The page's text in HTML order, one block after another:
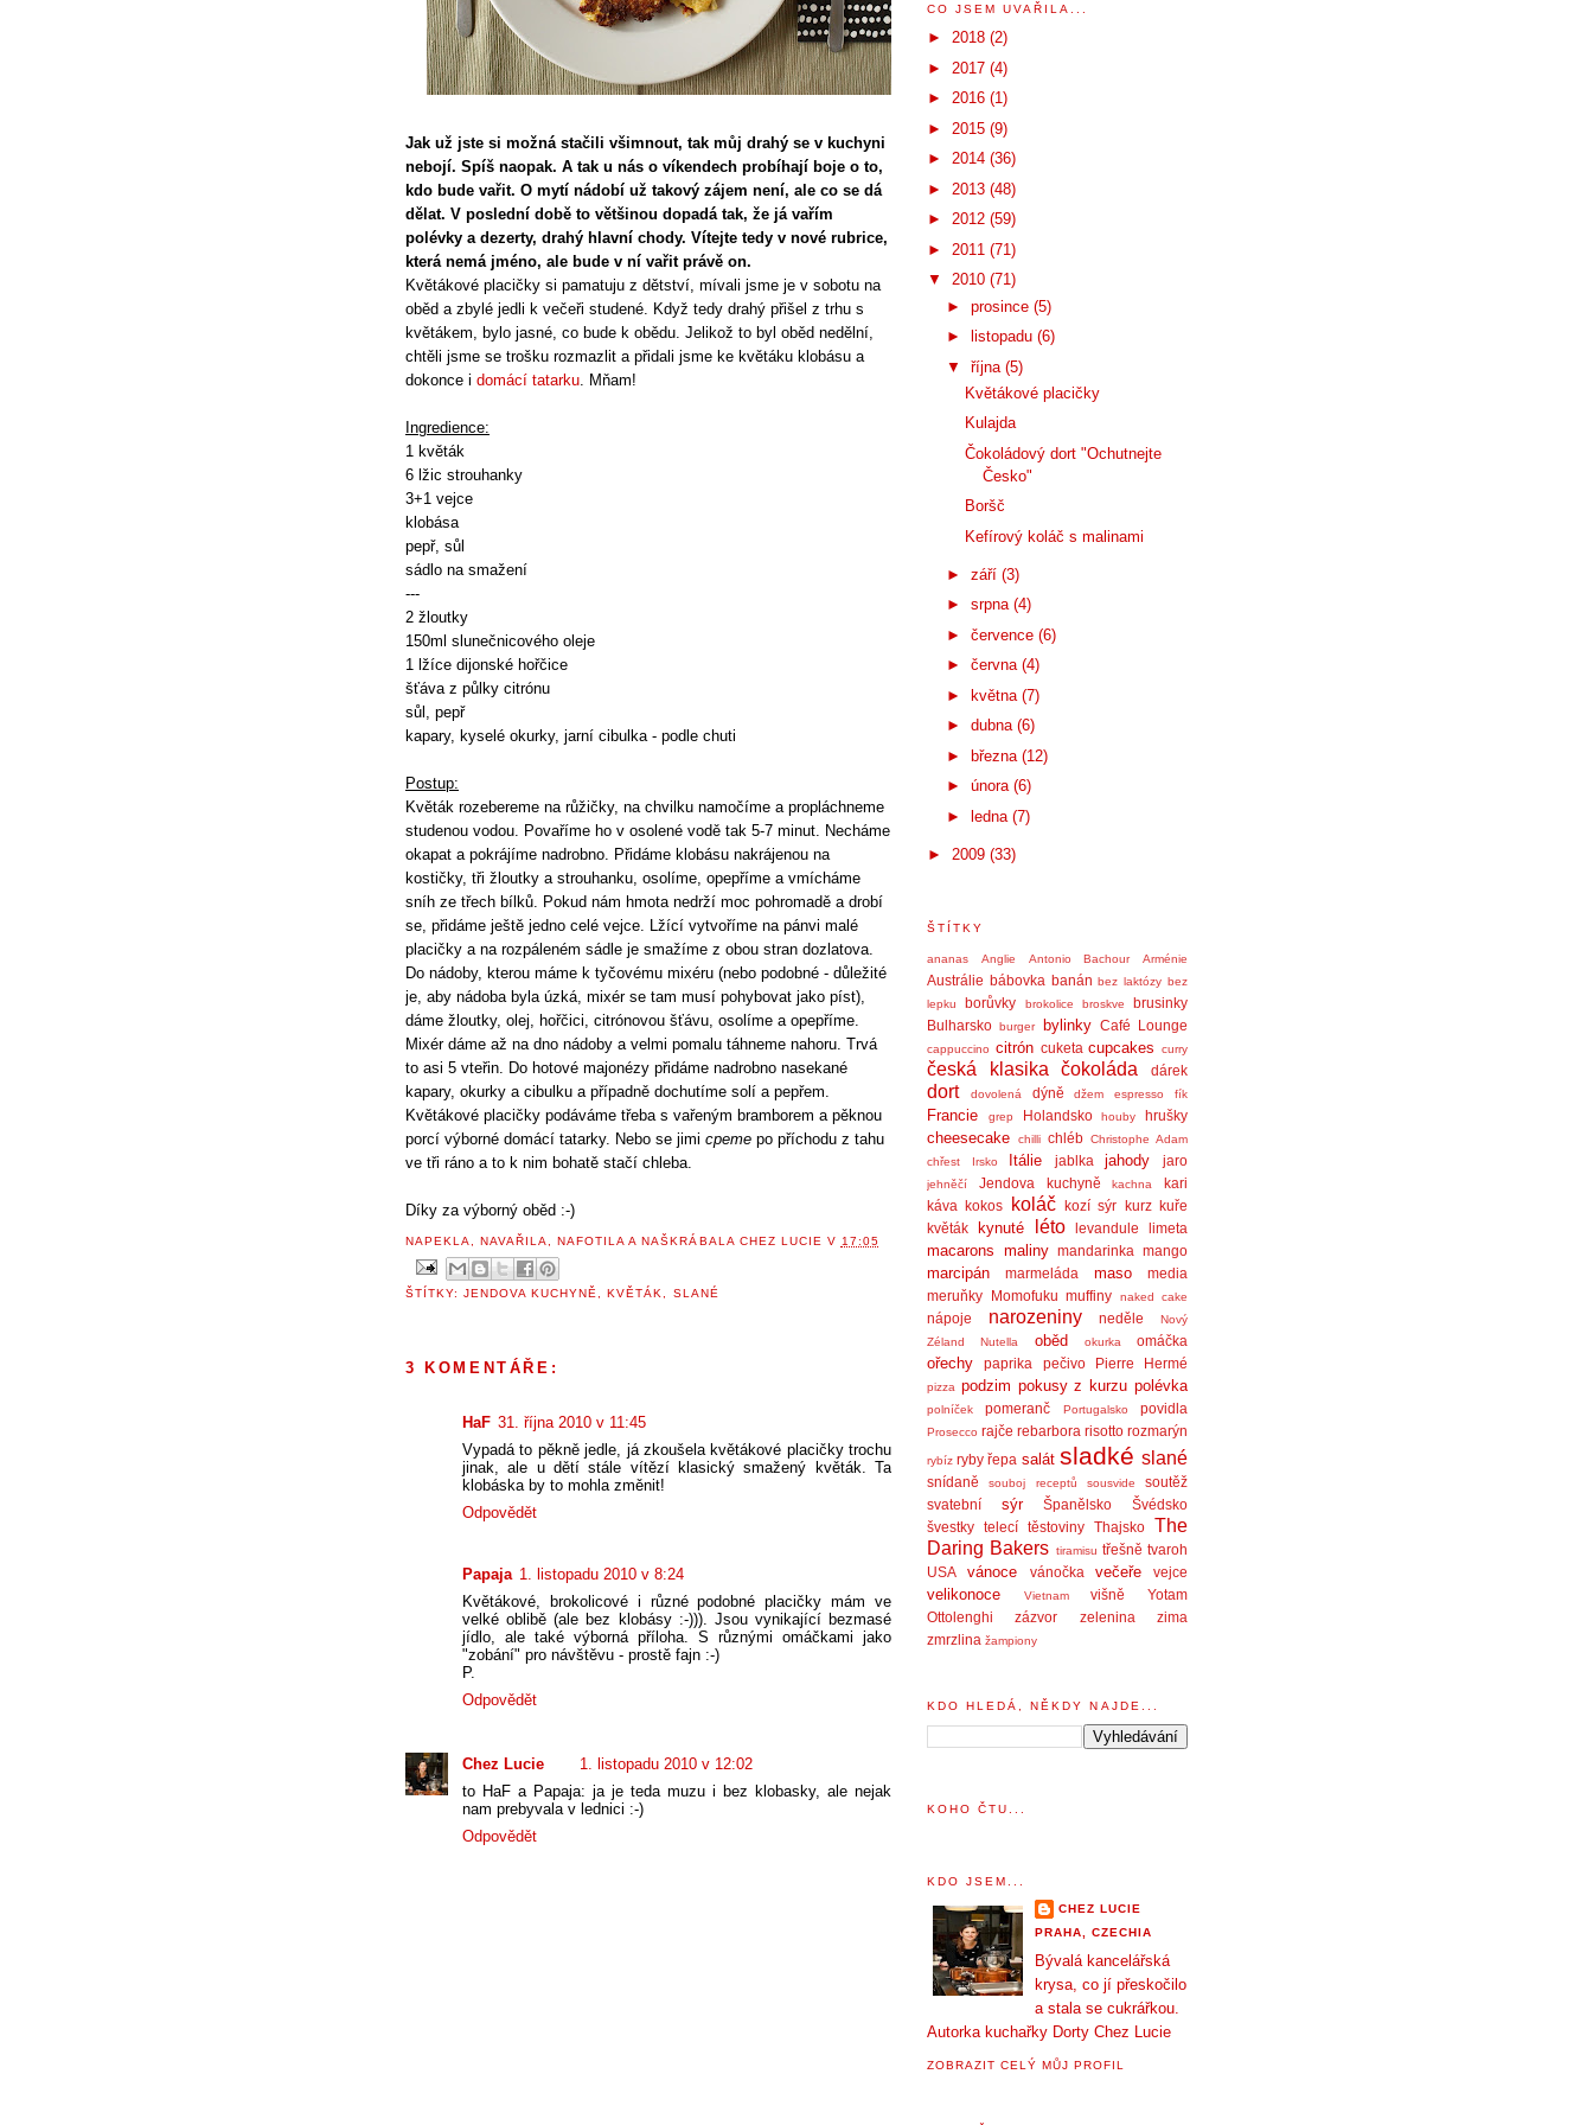
Jak už jste si možná stačili všimnout, tak můj drahý se v kuchyni
nebojí. Spíš naopak. A tak u nás o víkendech probíhají boje o to,
kdo bude vařit. O mytí nádobí už takový zájem není, ale co se dá
dělat. V poslední době to většinou dopadá tak, že já vařím
polévky a dezerty, drahý hlavní chody. Vítejte tedy v nové rubrice,
která nemá jméno, ale bude v ní vařit právě on.
Květákové placičky si pamatuju z dětství, mívali jsme je v sobotu na
oběd a zbylé jedli k večeři studené. Když tedy drahý přišel z trhu s
květákem, bylo jasné, co bude k obědu. Jelikož to byl oběd nedělní,
chtěli jsme se trošku rozmazlit a přidali jsme ke květáku klobásu a
dokonce i domácí tatarku . Mňam!
Ingredience:
1 květák
6 lžic strouhanky
3+1 vejce
klobása
pepř, sůl
sádlo na smažení
---
2 žloutky
150ml slunečnicového oleje
1 lžíce dijonské hořčice
šťáva z půlky citrónu
sůl, pepř
kapary, kyselé okurky, jarní cibulka - podle chuti
Postup:
Květák rozebereme na růžičky, na chvilku namočíme a propláchneme
studenou vodou. Povaříme ho v osolené vodě tak 5-7 minut. Necháme
okapat a pokrájíme nadrobno. Přidáme klobásu nakrájenou na
kostičky, tři žloutky a strouhanku, osolíme, opepříme a vmícháme
sníh ze třech bílků. Pokud nám hmota nedrží moc pohromadě a drobí
se, přidáme ještě jedno celé vejce. Lžící vytvoříme na pánvi malé
placičky a na rozpáleném sádle je smažíme z obou stran dozlatova.
Do nádoby, kterou máme k tyčovému mixéru (nebo podobné - důležité
je, aby nádoba byla úzká, mixér se tam musí pohybovat jako píst),
dáme žloutky, olej, hořčici, citrónovou šťávu, osolíme a opepříme.
Mixér dáme až na dno nádoby a velmi pomalu táhneme nahoru. Trvá
to asi 5 vteřin. Do hotové majonézy přidáme nadrobno nasekané
kapary, okurky a cibulku a případně dochutíme solí a pepřem.
Květákové placičky podáváme třeba s vařeným bramborem a pěknou
porcí výborné domácí tatarky. Nebo se jimi cpeme po příchodu z tahu
ve tři ráno a to k nim bohatě stačí chleba.
Díky za výborný oběd :-)
NAPEKLA, NAVAŘILA, NAFOTILA A NAŠKRÁBALA CHEZ LUCIE V 17:05
ŠTÍTKY:JENDOVA KUCHYNĚ ,KVĚTÁK SLANÉ
3 KOMENTÁŘE:
HaF 31. října 2010 v 11:45
Vypadá to pěkně jedle, já zkoušela květákové placičky trochu
jinak, ale u dětí stále vítězí klasický smažený květák. Ta
klobáska by to mohla změnit!
Odpovědět
Papaja 1. listopadu 2010 v 8:24
Květákové, brokolicové i různé podobné placičky mám ve
velké oblibě (ale bez klobásy :-))). Jsou vynikající bezmasé
jídlo, ale také výborná příloha. S různými omáčkami jako
"zobání" pro návštěvu - prostě fajn :-)
P.
Odpovědět
Chez Lucie
1. listopadu 2010 v 12:02
to HaF a Papaja: ja je teda muzu i bez klobasky, ale nejak
nam prebyvala v lednici :-)
Odpovědět
CO JSEM UVAŘILA...
► 2018 (2)
► 2017 (4)
► 2016 (1)
► 2015 (9)
► 2014 (36)
► 2013 (48)
► 2012 (59)
► 2011 (71)
▼ 2010 (71)
► prosince (5)
►
listopadu (6)
▼ října (5)
Květákové placičky
Kulajda
Čokoládový dort "Ochutnejte
Česko"
Boršč
Kefírový koláč s malinami
► září (3)
► srpna (4)
► července (6)
► června (4)
►
května (7)
► dubna (6)
►
března (12)
► února (6)
►
ledna (7)
► 2009 (33)
ŠTÍTKY
ananas Anglie Antonio Bachour Arménie
Austrálie bábovka banán bez laktózy bez
lepku
borůvky brokolice broskve
brusinky
Bulharsko burger bylinky Café Lounge
cappuccino citrón cuketa cupcakes curry
česká klasika čokoláda dárek
dort dovolená dýně džem espresso fík
Francie grep Holandsko houby hrušky
cheesecake chilli chléb Christophe Adam
chřest
Irsko Itálie jablka jahody jaro
jehněčí Jendova kuchyně kachna
kari
káva kokos koláč kozí sýr kurz kuře
květák
kynuté léto levandule limeta
macarons maliny mandarinka mango
marcipán marmeláda maso
media
meruňky
Momofuku muffiny naked cake
nápoje narozeniny neděle
Nový
Zéland
Nutella oběd okurka omáčka
ořechy paprika pečivo Pierre Hermé
pizza podzim pokusy z kurzu polévka
polníček pomeranč Portugalsko povidla
Prosecco rajče rebarbora risotto rozmarýn
rybíz ryby řepa salát sladké slané
snídaně souboj receptů sousvide
soutěž
svatební
sýr Španělsko
Švédsko
švestky
telecí těstoviny Thajsko
The
Daring Bakers tiramisu třešně tvaroh
USA
vánoce vánočka večeře vejce
velikonoce Vietnam višně
Yotam
Ottolenghi
zázvor zelenina
zima
zmrzlina žampiony
KDO HLEDÁ, NĚKDY NAJDE...
KOHO ČTU...
KDO JSEM...
CHEZ LUCIE
PRAHA, CZECHIA
Bývalá kancelářská
krysa, co jí přeskočilo
a stala se cukrářkou.
Autorka kuchařky Dorty Chez Lucie
ZOBRAZIT CELÝ MŮJ PROFIL